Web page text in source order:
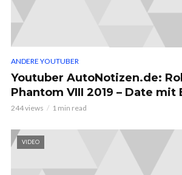
ANDERE YOUTUBER
Youtuber AutoNotizen.de:
Phantom VIII 2019 – Date mit
244 views 1 min read
VIDEO